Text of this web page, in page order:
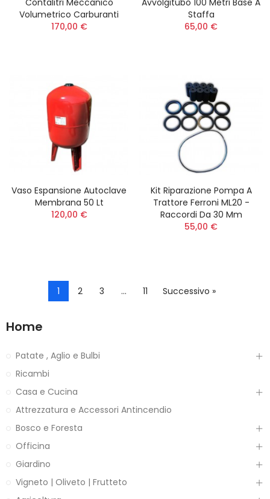
Contalitri Meccanico
Volumetrico Carburanti
170,00 €
Avvolgitubo 100 Metri Base A
Staffa
65,00 €
Vaso Espansione Autoclave
Membrana 50 Lt
120,00 €
Kit Riparazione Pompa A
Trattore Ferroni ML20 -
Raccordi Da 30 Mm
55,00 €
1 2 3 … 11 Successivo »
Home
Patate , Aglio e Bulbi
Ricambi
Casa e Cucina
Attrezzatura e Accessori Antincendio
Bosco e Foresta
Officina
Giardino
Vigneto | Oliveto | Frutteto